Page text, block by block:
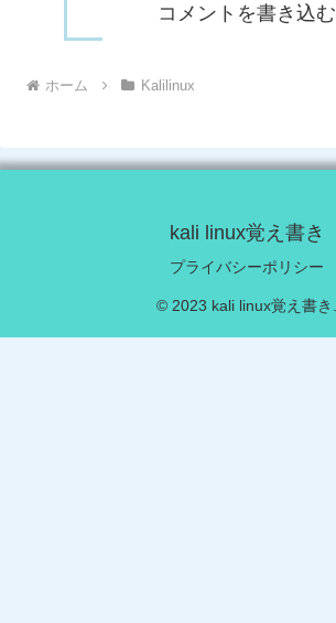
コメントを書き込む
ホーム Kalilinux
kali linux覚え書き
プライバシーポリシー
© 2023 kali linux覚え書き.